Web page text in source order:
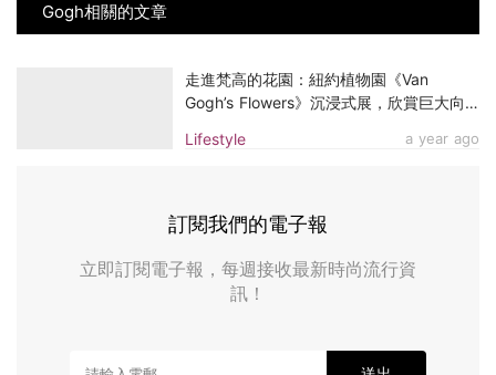
Gogh相關的文章
Lifestyle a year ago
走進梵高的花園：紐約植物園《Van
Gogh’s Flowers》沉浸式展，欣賞巨大向
訂閱我們的電子報
立即訂閱電子報，每週接收最新時尚流行資
訊！